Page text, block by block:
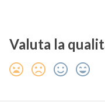
Valuta la